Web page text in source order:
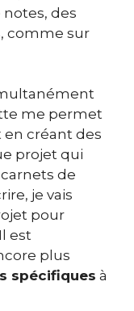
des
comme sur
me permet
en créant des
projet qui
de
je vais
pour
est
plus
spécifiques à